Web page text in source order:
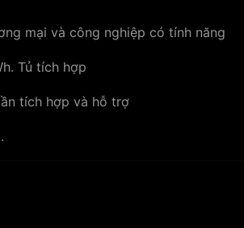
mại và công nghiệp có tính năng
Tủ tích hợp
tích hợp và hỗ trợ